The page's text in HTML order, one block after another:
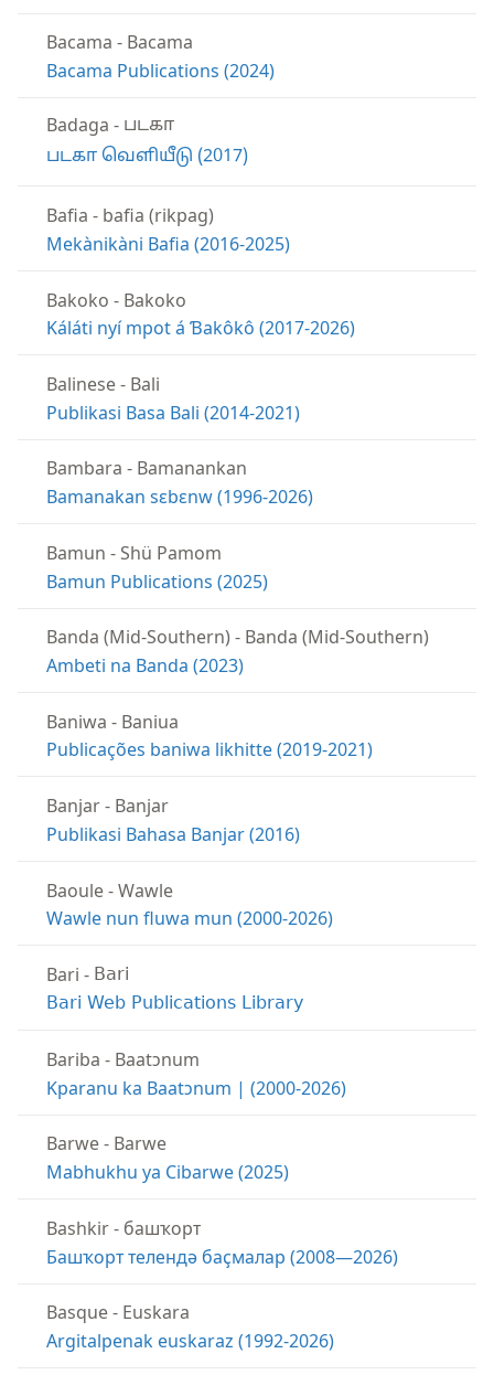
Bacama - Bacama
Bacama Publications (2024)
Badaga - படகா
படகா வெளியீடு (2017)
Bafia - bafia (rikpag)
Mekànikàni Bafia (2016-2025)
Bakoko - Bakoko
Káláti nyí mpot á Ɓakôkô (2017-2026)
Balinese- Bali
Publikasi Basa Bali (2014-2021)
Bambara - Bamanankan
Bamanakan sɛbɛnw (1996-2026)
Bamun -Shü Pamom
Bamun Publications (2025)
Banda (Mid-Southern) - Banda (Mid-Southern)
Ambeti na Banda (2023)
Baniwa - Baniua
Publicações baniwa likhitte (2019-2021)
Banjar- Banjar
Publikasi Bahasa Banjar (2016)
Baoule-Wawle
Wawle nun fluwa mun (2000-2026)
Bari - Bari
Bari Web Publications Library
Bariba - Baatɔnum
Kparanu ka Baatɔnum | (2000-2026)
Barwe- Barwe
Mabhukhu ya Cibarwe (2025)
Bashkir- башҡорт
Башҡорт телендә баҫмалар (2008—2026)
Basque- Euskara
Argitalpenak euskaraz (1992-2026)